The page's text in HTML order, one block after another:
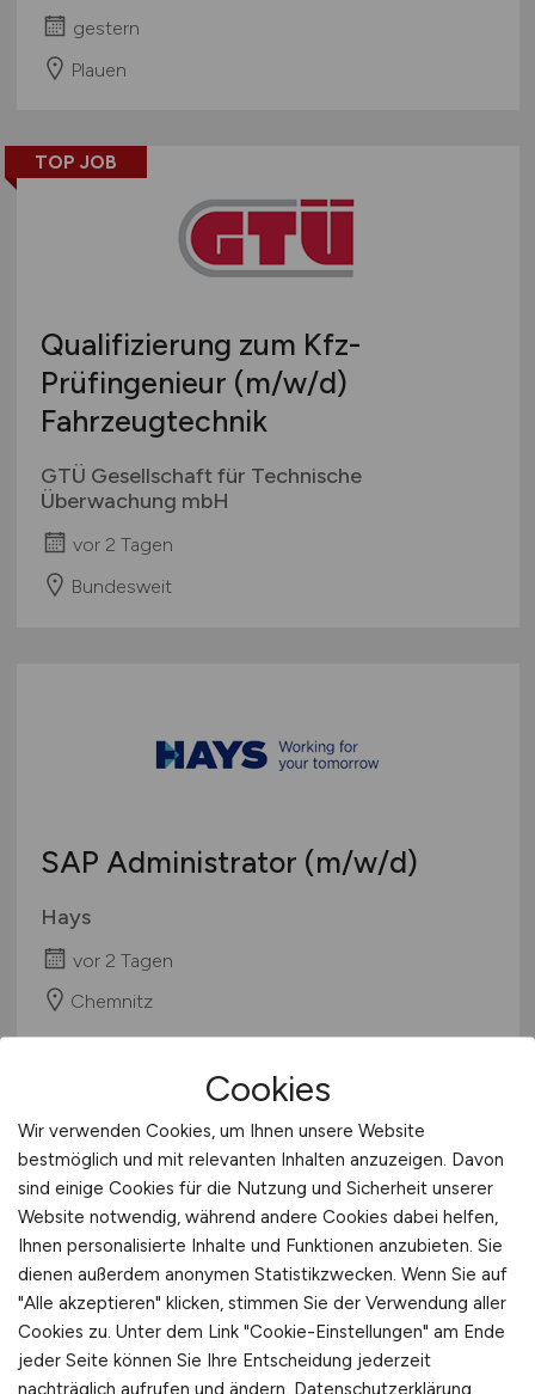
gestern
Plauen
TOP JOB
Qualifizierung zum Kfz-
Prüfingenieur (m/w/d)
Fahrzeugtechnik
GTÜ Gesellschaft für Technische
Überwachung mbH
vor 2 Tagen
Bundesweit
SAP Administrator (m/w/d)
Hays
vor 2 Tagen
Chemnitz
Entwicklungsingenieur
Maschinenbau / Mechatronik
(m/w/d)
Cookies
Wir verwenden Cookies, um Ihnen unsere Website
bestmöglich und mit relevanten Inhalten anzuzeigen. Davon
sind einige Cookies für die Nutzung und Sicherheit unserer
Website notwendig, während andere Cookies dabei helfen,
Ihnen personalisierte Inhalte und Funktionen anzubieten. Sie
dienen außerdem anonymen Statistikzwecken. Wenn Sie auf
"Alle akzeptieren" klicken, stimmen Sie der Verwendung aller
Cookies zu. Unter dem Link "Cookie-Einstellungen" am Ende
jeder Seite können Sie Ihre Entscheidung jederzeit
nachträglich aufrufen und ändern. Datenschutzerklärung